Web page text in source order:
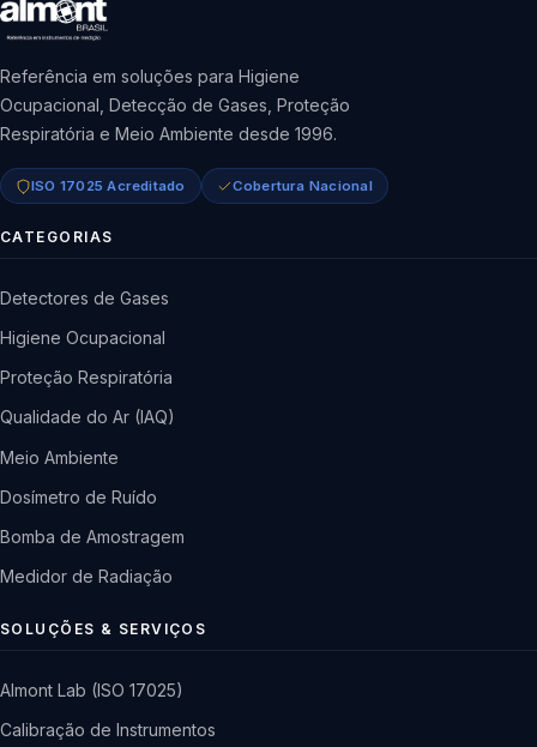
Referência em soluções para Higiene
Ocupacional, Detecção de Gases, Proteção
Respiratória e Meio Ambiente desde 1996.
ISO 17025 Acreditado Cobertura Nacional
CATEGORIAS
Detectores de Gases
Higiene Ocupacional
Proteção Respiratória
Qualidade do Ar (IAQ)
Meio Ambiente
Dosímetro de Ruído
Bomba de Amostragem
Medidor de Radiação
SOLUÇÕES & SERVIÇOS
Almont Lab (ISO 17025)
Calibração de Instrumentos